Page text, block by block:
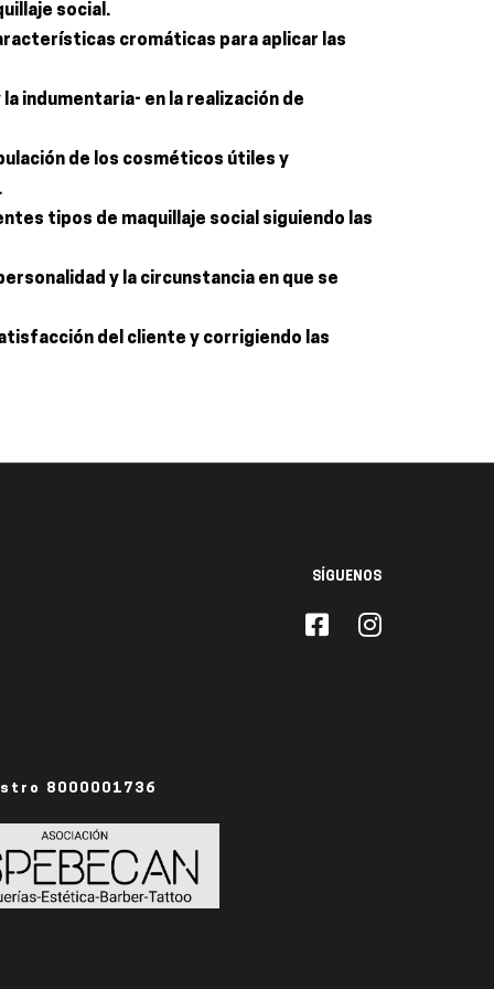
social.
cromáticas para aplicar las
indumentaria- en la realización de
de los cosméticos útiles y
tipos de maquillaje social siguiendo las
y la circunstancia en que se
del cliente y corrigiendo las
SÍGUENOS
8000001736